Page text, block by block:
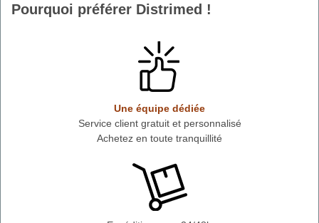
Pourquoi préférer Distrimed !
Une équipe dédiée
Service client gratuit et personnalisé
Achetez en toute tranquillité